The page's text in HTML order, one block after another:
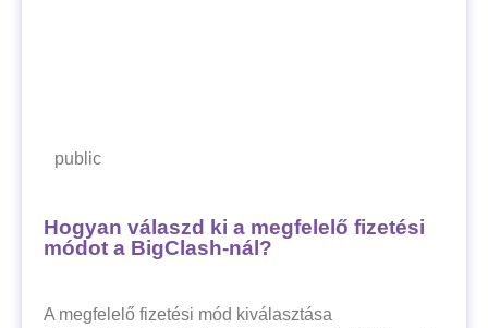
public
Hogyan válaszd ki a megfelelő fizetési
módot a BigClash-nál?
A megfelelő fizetési mód kiválasztása